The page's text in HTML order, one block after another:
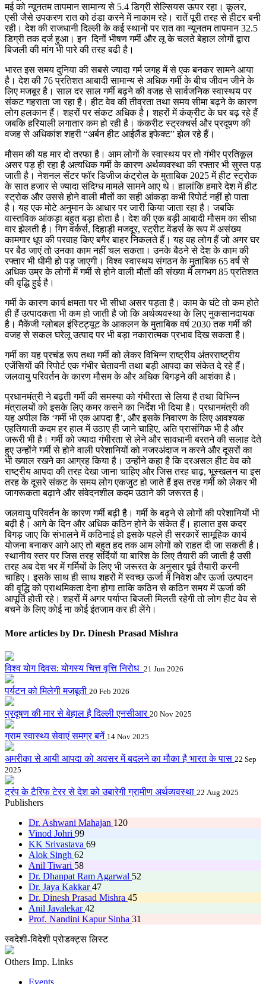
मई को न्यूनतम तापमान सामान्य से 5.4 डिग्री सेल्सियस ऊपर रहा। कूलर,
एसी जैसे उपकरण रात को ठंडा करने में नाकाम रहे। रातें पूरी तरह से हीटर बनी
रही। देश की राजधानी दिल्ली के कई स्थानों पर रात का न्यूनतम तापमान 32.5
डिग्री तक दर्ज हुआ। इन दिनों भीषण गर्मी और लू के चलते बेहाल लोगों द्वारा
बिजली की मांग भी पारे की तरह बढी है।
भारत इस समय दुनिया की सबसे ज्यादा गर्म जगह में से एक बनकर सामने आया
है। देश की 76 प्रतिशत आबादी सामान्य से अधिक गर्मी के बीच जीवन जीने के
लिए मजबूर है। साल दर साल गर्मी बढ़ने की वजह से सार्वजनिक स्वास्थय पर
संकट गहराता जा रहा है। हीट वेव की तीव्रता तथा समय सीमा बढ़ने के कारण
लोग हलकान हैं। शहरों पर संकट अधिक है। शहरों में कंक्रीट के घर बढ़ रहे हैं
जबकि हरियाली लगातार कम हो रही है। कंकरीट स्ट्रक्चर्स और प्रदूषण की
वजह से अधिकांश शहरी “अर्बन हीट आईलैंड इफेक्ट” झेल रहे हैं।
मौसम की यह मार दो तरफा है। आम लोगों के स्वास्थय पर तो गंभीर प्रतिकूल
असर पड़ ही रहा है अत्यधिक गर्मी के कारण अर्थव्यवस्था की रफ्तार भी सुस्त पड़
जाती है। नेशनल सेंटर फॉर डिजीज कंट्रोल के मुताबिक 2025 में हीट स्ट्रोक
के सात हजार से ज्यादा संदिग्ध मामले सामने आए थे। हालांकि हमारे देश में हीट
स्ट्रोक और उससे होने वाली मौतों का सही आंकड़ा कभी रिपोर्ट नहीं हो पाता
है। यह एक मोटे अनुमान के आधार पर जारी किया जाता रहा है। जबकि
वास्तविक आंकड़ा बहुत बड़ा होता है। देश की एक बड़ी आबादी मौसम का सीधा
वार झेलती है। गिग वर्कर्स, दिहाड़ी मजदूर, स्ट्रीट वेंडर्स के रूप में असंख्य
कामगार धूप की परवाह किए बगैर बाहर निकलते हैं। यह वह लोग हैं जो अगर घर
पर बैठ जाएं तो उनका काम नहीं चल सकता। उनके बैठने से देश के काम की
रफ्तार भी धीमी हो पड़ जाएगी। विश्व स्वास्थय संगठन के मुताबिक 65 वर्ष से
अधिक उम्र के लोगों में गर्मी से होने वाली मौतों की संख्या में लगभग 85 प्रतिशत
की वृद्धि हुई है।
गर्मी के कारण कार्य क्षमता पर भी सीधा असर पड़ता है। काम के घंटे तो कम होते
ही हैं उत्पादकता भी कम हो जाती है जो कि अर्थव्यवस्था के लिए नुकसानदायक
है। मैकेंजी ग्लोबल इंस्टिट्यूट के आकलन के मुताबिक वर्ष 2030 तक गर्मी की
वजह से सकल घरेलू उत्पाद पर भी बड़ा नकारात्मक प्रभाव दिख सकता है।
गर्मी का यह प्रचंड रूप तथा गर्मी को लेकर विभिन्न राष्ट्रीय अंतरराष्ट्रीय
एजेंसियों की रिपोर्ट एक गंभीर चेतावनी तथा बड़ी आपदा का संकेत दे रहे हैं।
जलवायु परिवर्तन के कारण मौसम के और अधिक बिगड़ने की आशंका है।
प्रधानमंत्री ने बढ़ती गर्मी की समस्या को गंभीरता से लिया है तथा विभिन्न
मंत्रालयों को इसके लिए कमर कसने का निर्देश भी दिया है। प्रधानमंत्री की
यह अपील कि ‘गर्मी भी एक आपदा है’, और इसके निवारण के लिए आवश्यक
एहतियाती कदम हर हाल में उठाए ही जाने चाहिए, अति प्रासंगिक भी है और
जरूरी भी है। गर्मी को ज्यादा गंभीरता से लेने और सावधानी बरतने की सलाह देते
हुए उन्होंने गर्मी से होने वाली परेशानियों को नजरअंदाज न करने और दूसरों का
भी ख्याल रखने का आग्रह किया है। उन्होंने कहा है कि दरअसल हीट वेव को
राष्ट्रीय आपदा की तरह देखा जाना चाहिए और जिस तरह बाढ़, भूस्खलन या इस
तरह के दूसरे संकट के समय लोग एकजुट हो जाते हैं इस तरह गर्मी को लेकर भी
जागरूकता बढ़ाने और संवेदनशील कदम उठाने की जरूरत है।
जलवायु परिवर्तन के कारण गर्मी बढ़ी है। गर्मी के बढ़ने से लोगों की परेशानियों भी
बढ़ी है। आगे के दिन और अधिक कठिन होने के संकेत हैं। हालात इस कदर
बिगड़ जाए कि संभालने में कठिनाई हो इसके पहले ही सरकारें सामूहिक कार्य
योजना बनाकर आगे आए तो बहुत हद तक आम लोगों को राहत दी जा सकती है।
स्थानीय स्तर पर जिस तरह सर्दियों या बारिश के लिए तैयारी की जाती है उसी
तरह अब देश भर में गर्मियों के लिए भी जरूरत के अनुसार पूर्व तैयारी करनी
चाहिए। इसके साथ ही साथ शहरों में स्वच्छ ऊर्जा में निवेश और ऊर्जा उत्पादन
की वृद्धि को प्राथमिकता देना होगा ताकि कठिन से कठिन समय में ऊर्जा की
आपूर्ति होती रहे। शहरों में अगर पर्याप्त बिजली मिलती रहेगी तो लोग हीट वेव से
बचने के लिए कोई ना कोई इंतजाम कर ही लेंगे।
More articles by Dr. Dinesh Prasad Mishra
विश्व योग दिवस: योगस्य चित्त वृत्ति निरोध 21 Jun 2026
पर्यटन को मिलेगी मजबूती 20 Feb 2026
प्रदूषण की मार से बेहाल है दिल्ली एनसीआर 20 Nov 2025
ग्राम स्वास्थ्य सेवाएं समग्र बनें 14 Nov 2025
अमरीका से आयी आपदा को अवसर में बदलने का मौका है भारत के पास 22 Sep
2025
ट्रंप के टैरिफ टेरर से देश को उबारेगी ग्रामीण अर्थव्यवस्था 22 Aug 2025
Publishers
Dr. Ashwani Mahajan 120
Vinod Johri 99
KK Srivastava 69
Alok Singh 62
Anil Tiwari 58
Dr. Dhanpat Ram Agarwal 52
Dr. Jaya Kakkar47
Dr. Dinesh Prasad Mishra 45
Anil Javalekar42
Prof. Nandini Kapur Sinha 31
स्वदेशी-विदेशी प्रोडक्ट्स लिस्ट
Others Imp. Links
Events